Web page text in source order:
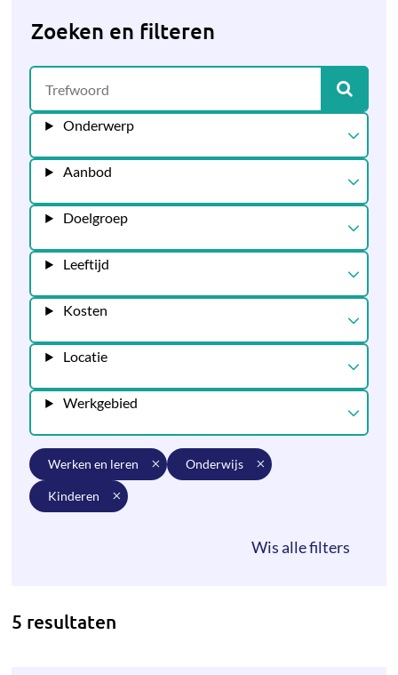
Zoeken en filteren
Onderwerp
Aanbod
Doelgroep
Leeftijd
Kosten
Locatie
Werkgebied
werken en leren onderwijs
kinderen
5 resultaten